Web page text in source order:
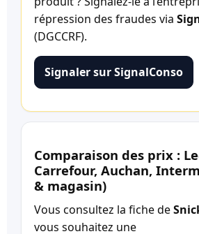
répression des fraudes via
(DGCCRF).
Signaler sur SignalConso
Comparaison des prix :
Carrefour, Auchan,
& magasin)
Vous consultez la fiche de
vous souhaitez une